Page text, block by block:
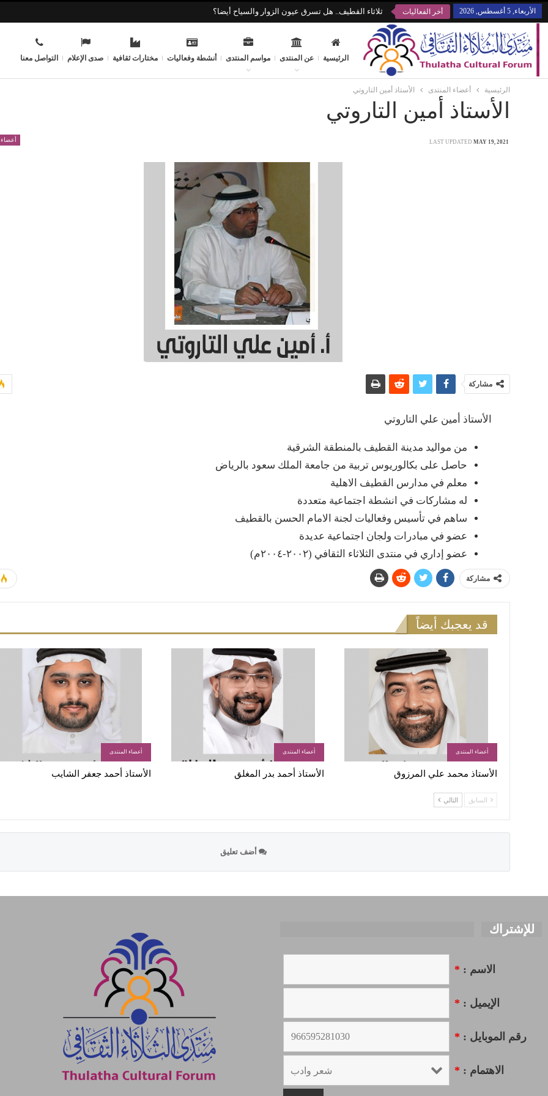
الأربعاء, 5 أغسطس, 2026 أخر الفعاليات ثلاثاء القطيف.. هل تسرق عيون الزوار والسياح أيضا؟
الرئيسية عن المنتدى مواسم المنتدى أنشطة وفعاليات مختارات ثقافية صدى الإعلام التواصل معنا
الرئيسية أعضاء المنتدى الأستاذ أمين التاروتي
الأستاذ أمين التاروتي
أعضاء LAST UPDATED MAY 19, 2021
مشاركة
الأستاذ أمين علي التاروتي
من مواليد مدينة القطيف بالمنطقة الشرقية
حاصل على بكالوريوس تربية من جامعة الملك سعود بالرياض
معلم في مدارس القطيف الاهلية
له مشاركات في انشطة اجتماعية متعددة
ساهم في تأسيس وفعاليات لجنة الامام الحسن بالقطيف
عضو في مبادرات ولجان اجتماعية عديدة
عضو إداري في منتدى الثلاثاء الثقافي (٢٠٠٢-٢٠٠٤م)
مشاركة
قد يعجبك أيضاً
أعضاء المنتدى
الأستاذ محمد علي المرزوق
أعضاء المنتدى
الأستاذ أحمد بدر المغلق
أعضاء المنتدى
الأستاذ أحمد جعفر الشايب
السابق التالي
أضف تعليق
للإشتراك
الاسم : *
الإيميل : *
رقم الموبايل : *
الاهتمام : *